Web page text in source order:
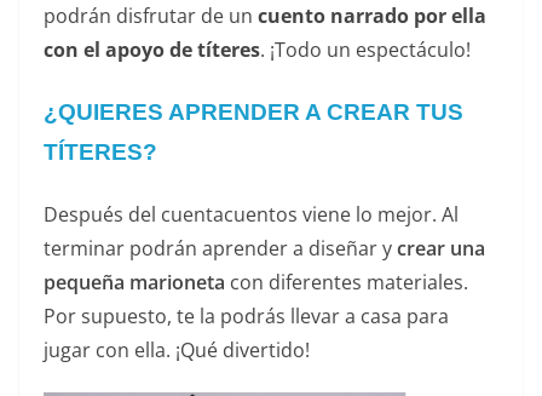
podrán disfrutar de un cuento narrado por ella
con el apoyo de títeres. ¡Todo un espectáculo!
¿QUIERES APRENDER A CREAR TUS
TÍTERES?
Después del cuentacuentos viene lo mejor. Al
terminar podrán aprender a diseñar ycrear una
pequeña marioneta con diferentes materiales.
Por supuesto, te la podrás llevar a casa para
jugar con ella. ¡Qué divertido!